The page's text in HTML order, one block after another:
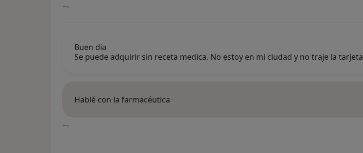
Buen dia
Se puede adquirir sin receta medica. No estoy en mi ciudad y no traje la tarjeta
Hablé con la farmacéutica